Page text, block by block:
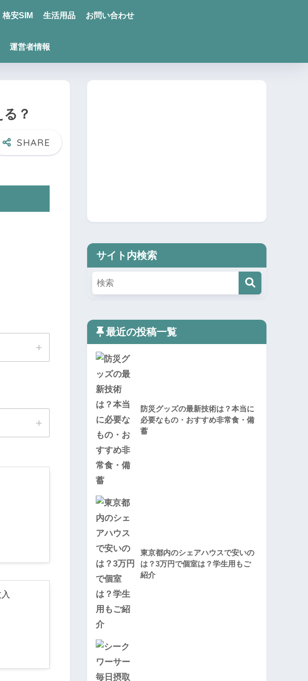
格安SIM 生活用品 お問い合わせ
運営者情報
？
始
サイト内検索
最近の投稿一覧
防災グッズの最新技術は？本当に
必要なもの・おすすめ非常食・備
蓄
東京都内のシェアハウスで安いの
は？3万円で個室は？学生用もご
紹介